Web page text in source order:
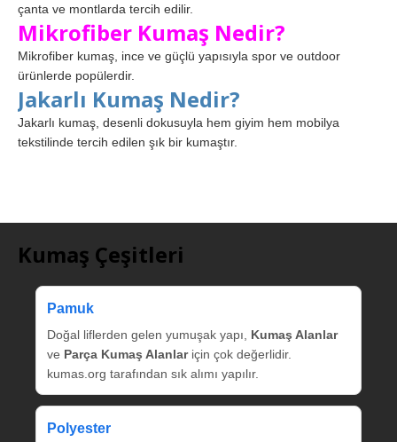
çanta ve montlarda tercih edilir.
Mikrofiber Kumaş Nedir?
Mikrofiber kumaş, ince ve güçlü yapısıyla spor ve outdoor
ürünlerde popülerdir.
Jakarlı Kumaş Nedir?
Jakarlı kumaş, desenli dokusuyla hem giyim hem mobilya
tekstilinde tercih edilen şık bir kumaştır.
Kumaş Çeşitleri
Pamuk
Doğal liflerden gelen yumuşak yapı, Kumaş Alanlar
ve Parça Kumaş Alanlariçin çok değerlidir.
kumas.org tarafından sık alımı yapılır.
Polyester